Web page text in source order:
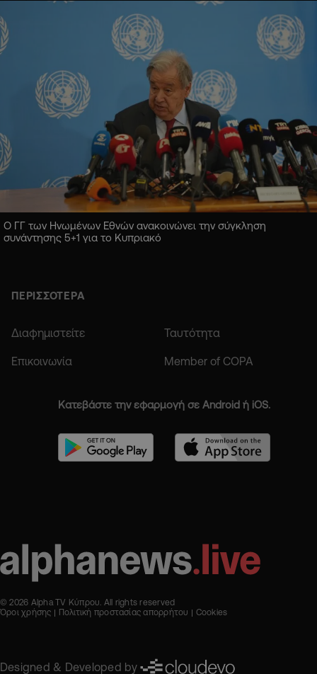
Ο ΓΓ των Ηνωμένων Εθνών ανακοινώνει την σύγκληση
συνάντησης 5+1 για το Κυπριακό
ΠΕΡΙΣΣΟΤΕΡΑ
Διαφημιστείτε Ταυτότητα
Επικοινωνία Member of COPA
Κατεβάστε την εφαρμογή σε Android ή iOS.
© 2026 Alpha TV Κύπρου. All rights reserved
Όροι χρήσης
Πολιτική προστασίας απορρήτου Cookies
Designed & Developed by